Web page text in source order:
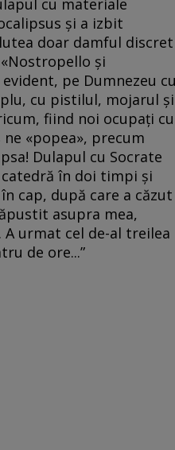
cu materiale
și a izbit
doar damful discret
și
pe Dumnezeu
cu pistilul, mojarul și
fiind noi ocupați cu
«popea», precum
Dulapul cu Socrate
în doi timpi și
cap, după care a căzut
asupra mea,
A urmat cel de-al treilea
de ore...”